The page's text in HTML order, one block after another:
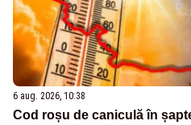
6 aug. 2026, 10:38
Cod roșu de caniculă în